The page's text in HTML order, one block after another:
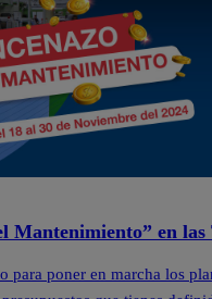
Mantenimiento” en
para poner en marcha los